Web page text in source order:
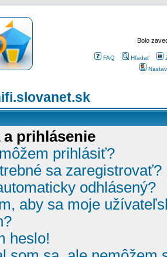
Bolo
FAQ Hľadať
prihlásenie
prihlásiť?
sa zaregistrovať?
odhlásený?
aby sa moje
heslo!